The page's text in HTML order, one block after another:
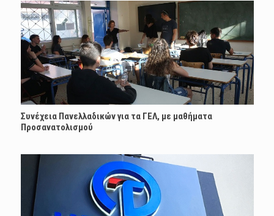
Συνέχεια Πανελλαδικών για τα ΓΕΛ, με μαθήματα
Προσανατολισμού